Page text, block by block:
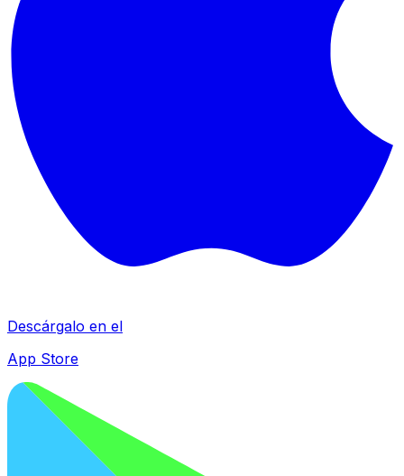
Descárgalo en el
App Store